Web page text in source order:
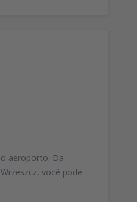
aeroporto. Da
você pode